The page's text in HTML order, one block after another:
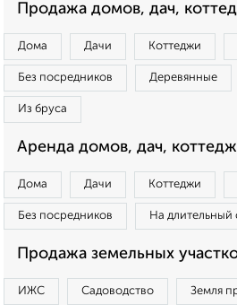
Продажа домов, дач,
Дома Дачи Коттеджи
Без посредников Деревянные
Из бруса
Аренда домов, дач,
Дома Дачи Коттеджи
Без посредников На длительный
Продажа земельных
ИЖС Садоводство Земля